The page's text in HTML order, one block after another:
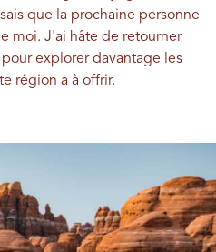
que la prochaine personne
moi. J'ai hâte de retourner
explorer davantage les
région a à offrir.